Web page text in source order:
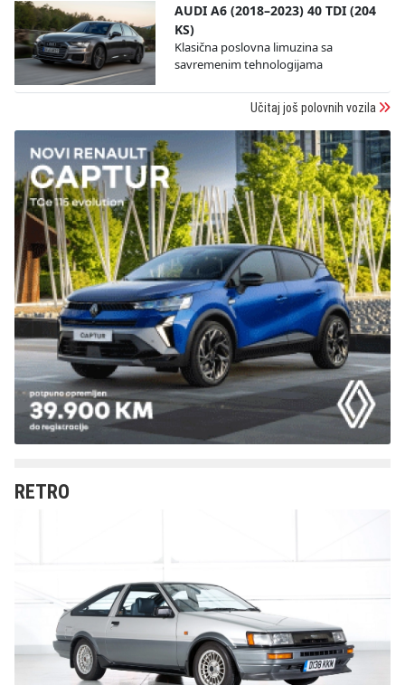
AUDI A6 (2018–2023) 40 TDI (204
KS)
Klasična poslovna limuzina sa
savremenim tehnologijama
Učitaj još polovnih vozila
RETRO